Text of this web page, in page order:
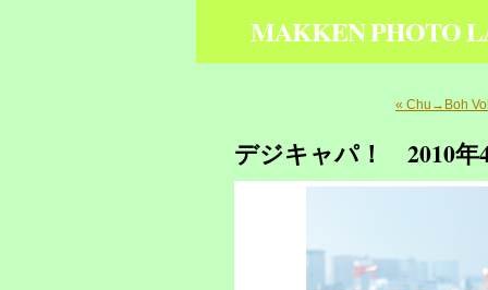
MAKKEN PHOTO
« Chu→Boh
デジキャパ！ 2010年